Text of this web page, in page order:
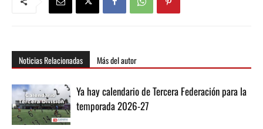
Noticias Relacionadas Más del autor
Ya hay calendario de Tercera Federación para la
temporada 2026-27